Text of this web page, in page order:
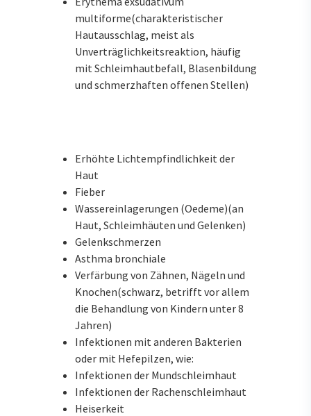
multiforme(charakteristischer
Hautausschlag, meist als
Unverträglichkeitsreaktion, häufig
mit Schleimhautbefall, Blasenbildung
und schmerzhaften offenen Stellen)
Erhöhte Lichtempfindlichkeit der
Haut
Fieber
Wassereinlagerungen (Oedeme)(an
Haut, Schleimhäuten und Gelenken)
Gelenkschmerzen
Asthma bronchiale
Verfärbung von Zähnen, Nägeln und
Knochen(schwarz, betrifft vor allem
die Behandlung von Kindern unter 8
Jahren)
Infektionen mit anderen Bakterien
oder mit Hefepilzen, wie:
Infektionen der Mundschleimhaut
Infektionen der Rachenschleimhaut
Heiserkeit